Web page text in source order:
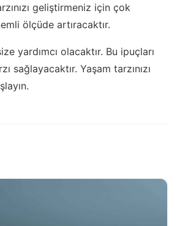
geliştirmeniz için çok
ölçüde artıracaktır.
yardımcı olacaktır. Bu ipuçları
sağlayacaktır. Yaşam tarzınızı